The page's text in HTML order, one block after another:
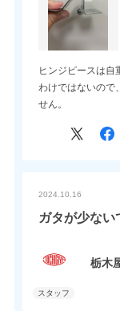
ヒンジピースは自
わけではないので
せん。
2024.10.16
ガタが少ない
栃木